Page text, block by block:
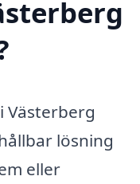
Västerberg
lösning
eller